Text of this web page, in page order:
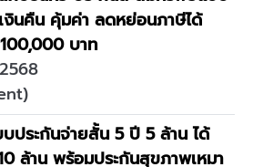
งินคืน คุ้มค่า ลดหย่อนภาษีได้
บาท
ประกันจ่ายสั้น 5 ปี 5 ล้าน ได้
ล้าน พร้อมประกันสุขภาพเหมา